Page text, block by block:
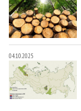
04.10.2025